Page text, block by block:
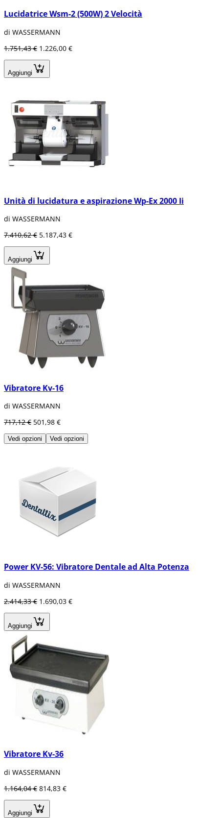
Lucidatrice Wsm-2 (500W) 2 Velocità
di WASSERMANN
1.751,43 € 1.226,00 €
Aggiungi
Unità di lucidatura e aspirazione Wp-Ex 2000 Ii
di WASSERMANN
7.410,62 € 5.187,43 €
Aggiungi
Vibratore Kv-16
di WASSERMANN
717,12 € 501,98 €
Vedi opzioni Vedi opzioni
Power KV-56: Vibratore Dentale ad Alta Potenza
di WASSERMANN
2.414,33 € 1.690,03 €
Aggiungi
Vibratore Kv-36
di WASSERMANN
1.164,04 € 814,83 €
Aggiungi